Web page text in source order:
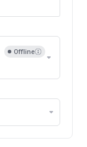
Offline